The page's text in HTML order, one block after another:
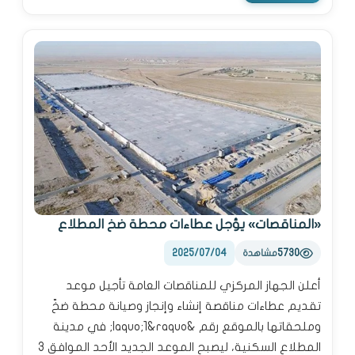
«المناقصات» يؤجل عطاءات محطة ضخ المطلاع
5730مشاهدة 2025/07/04
أعلن الجهاز المركزي للمناقصات العامة تأجيل موعد
تقديم عطاءات مناقصة إنشاء وإنجاز وصيانة محطة ضخّ
وملحقاتها بالموقع رقم &laquo;1&raquo; في مدينة
المطلاع السكنية، ليصبح الموعد الجديد الأحد الموافق 3